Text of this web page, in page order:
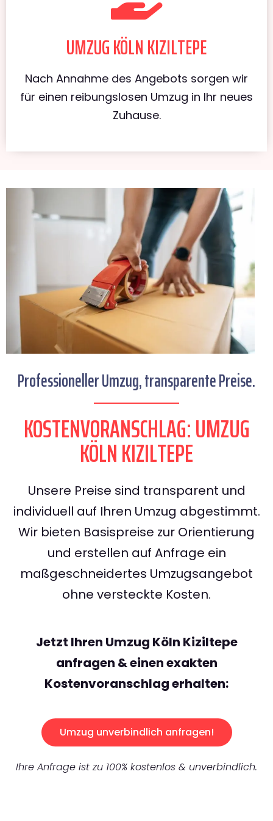
UMZUG KÖLN KIZILTEPE
Nach Annahme des Angebots sorgen wir
für einen reibungslosen Umzug in Ihr neues
Zuhause.
Professioneller Umzug, transparente Preise.
KOSTENVORANSCHLAG: UMZUG
KÖLN KIZILTEPE
Unsere Preise sind transparent und
individuell auf Ihren Umzug abgestimmt.
Wir bieten Basispreise zur Orientierung
und erstellen auf Anfrage ein
maßgeschneidertes Umzugsangebot
ohne versteckte Kosten.
Jetzt Ihren Umzug Köln Kiziltepe
anfragen & einen exakten
Kostenvoranschlag erhalten:
Umzug unverbindlich anfragen!
Ihre Anfrage ist zu 100% kostenlos & unverbindlich.